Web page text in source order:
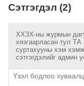
Сэтгэгдэл (2)
ХХЗХ-ны журмын
хязгаарласан тул ТА
суртахууны хэм
сэтгэгдэлийг админ